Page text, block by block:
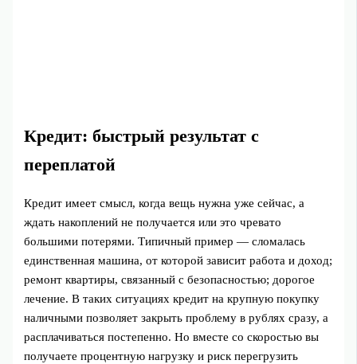
Кредит: быстрый результат с
переплатой
Кредит имеет смысл, когда вещь нужна уже сейчас, а
ждать накоплений не получается или это чревато
большими потерями. Типичный пример — сломалась
единственная машина, от которой зависит работа и доход;
ремонт квартиры, связанный с безопасностью; дорогое
лечение. В таких ситуациях кредит на крупную покупку
наличными позволяет закрыть проблему в рублях сразу, а
расплачиваться постепенно. Но вместе со скоростью вы
получаете процентную нагрузку и риск перегрузить